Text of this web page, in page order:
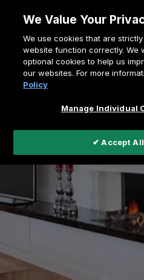
contenu
Fil
d'Ariane
Home
Foyers à gaz
Foyers à Gaz encastrables
We Value Your
We use cookies that are
website function correctly. We
optional cookies to help us
our websites. For more
Policy
Manage Individual
✔ Accept